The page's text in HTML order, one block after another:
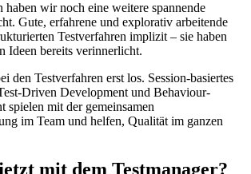
haben wir noch eine weitere spannende
Gute, erfahrene und explorativ arbeitende
Testverfahren implizit – sie haben
Ideen bereits verinnerlicht.
den Testverfahren erst los. Session-basiertes
Driven Development und Behaviour-
spielen mit der gemeinsamen
im Team und helfen, Qualität im ganzen
mit dem Testmanager?